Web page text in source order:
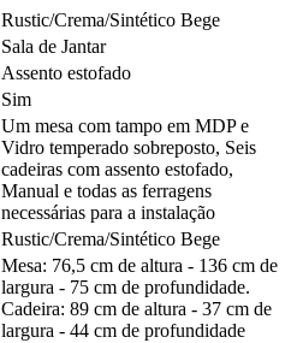
Rustic/Crema/Sintético Bege
Sala de Jantar
Assento estofado
Sim
Um mesa com tampo em MDP e
Vidro temperado sobreposto, Seis
cadeiras com assento estofado,
Manual e todas as ferragens
necessárias para a instalação
Rustic/Crema/Sintético Bege
Mesa: 76,5 cm de altura - 136 cm de
largura - 75 cm de profundidade.
Cadeira: 89 cm de altura - 37 cm de
largura - 44 cm de profundidade